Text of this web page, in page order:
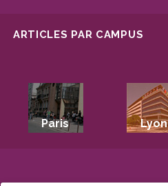
ARTICLES PAR CAMPUS
Paris Lyon